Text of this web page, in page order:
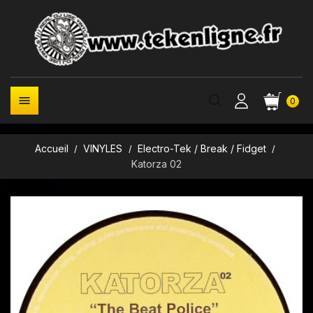
0

Accueil VINYLES
Electro-Tek / Break / Fidget
Katorza 02